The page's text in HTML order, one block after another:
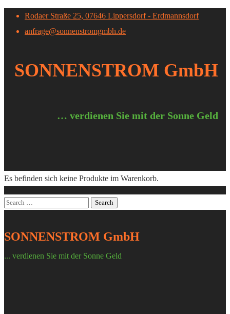
Rodaer Straße 25, 07646 Lippersdorf - Erdmannsdorf
anfrage@sonnenstromgmbh.de
SONNENSTROM GmbH
… verdienen Sie mit der Sonne Geld
Es befinden sich keine Produkte im Warenkorb.
SONNENSTROM GmbH
... verdienen Sie mit der Sonne Geld